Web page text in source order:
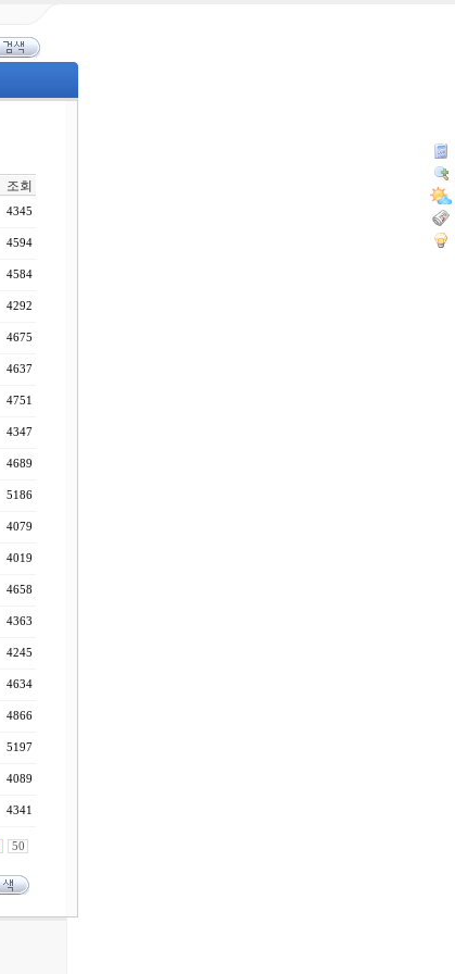
조회
4345
4594
4584
4292
4675
4637
4751
4347
4689
5186
4079
4019
4658
4363
4245
4634
4866
5197
4089
4341
50